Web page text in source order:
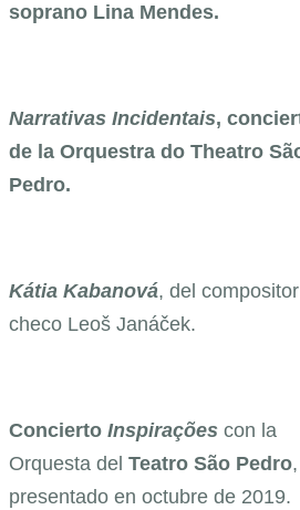
soprano Lina Mendes.
Narrativas Incidentais,
de la Orquestra do Theatro
Pedro.
Kátia Kabanová, del compositor
checo Leoš Janáček.
Concierto Inspirações con la
Orquesta del Teatro São Pedro,
presentado en octubre de 2019.